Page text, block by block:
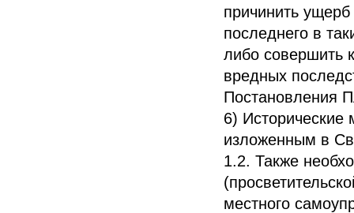
причинить
последнего в
либо совершить
вредных
Постановления
6)
изложенным в
1.2. Также
местного